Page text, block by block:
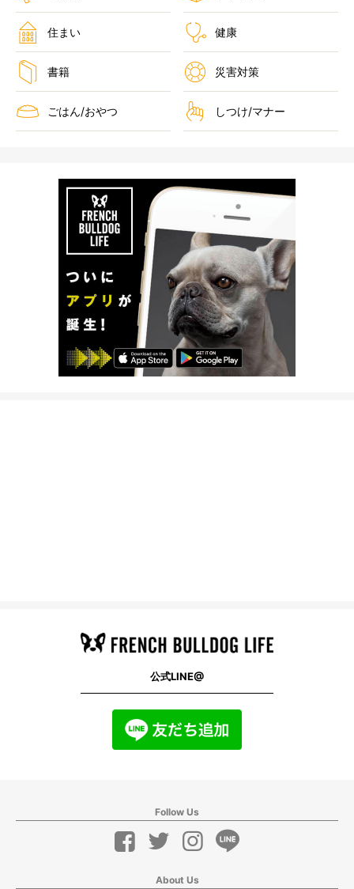
住まい 健康
書籍 災害対策
ごはん/おやつ しつけ/マナー
公式LINE@
Follow Us
About Us